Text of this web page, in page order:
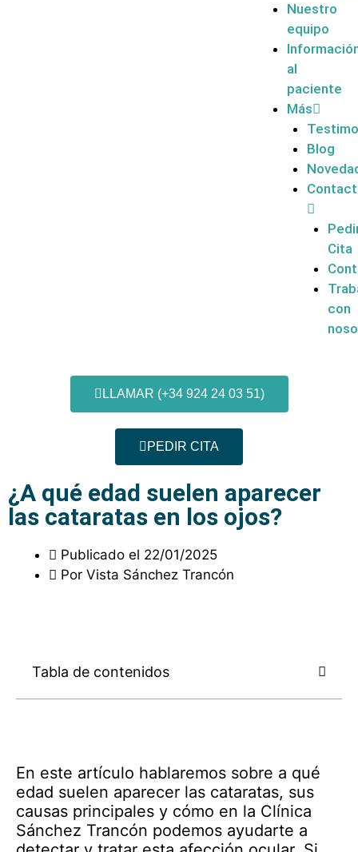
Nuestro
equipo
al
paciente
Más
Blog
Cita
con
LLAMAR (+34 924 24 03 51)
PEDIR CITA
¿A qué edad suelen aparecer
las cataratas en los ojos?
Publicado el 22/01/2025
Por Vista Sánchez Trancón
En este artículo hablaremos sobre a qué
edad suelen aparecer las cataratas, sus
causas principales y cómo en la Clínica
Sánchez Trancón podemos ayudarte a
Tabla de contenidos